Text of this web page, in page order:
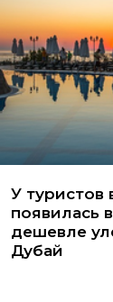
У туристов
появилась
дешевле
Дубай